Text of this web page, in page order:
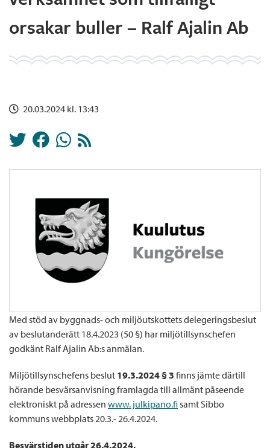
orsakar buller – Ralf Ajalin Ab
20.03.2024 kl. 13:43
Med stöd av byggnads- och miljöutskottets delegeringsbeslut
av beslutanderätt 18.4.2023 (50 §) har miljötillsynschefen
godkänt Ralf Ajalin Ab:s anmälan.
Miljötillsynschefens beslut 19.3.2024 § 3finns jämte därtill
hörande besvärsanvisning framlagda till allmänt påseende
elektroniskt på adressenwww. julkipano.fisamt Sibbo
kommuns webbplats 20.3.- 26.4.2024.
Besvärstiden utgår 26.4.2024.